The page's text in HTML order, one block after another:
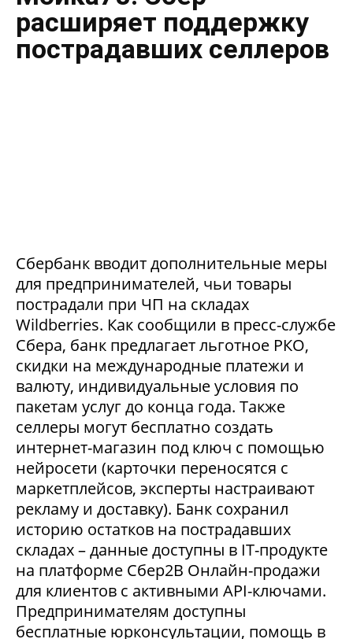
расширяет поддержку
пострадавших селлеров
Сбербанк вводит дополнительные меры
для предпринимателей, чьи товары
пострадали при ЧП на складах
Wildberries. Как сообщили в пресс-службе
Сбера, банк предлагает льготное РКО,
скидки на международные платежи и
валюту, индивидуальные условия по
пакетам услуг до конца года. Также
селлеры могут бесплатно создать
интернет-магазин под ключ с помощью
нейросети (карточки переносятся с
маркетплейсов, эксперты настраивают
рекламу и доставку). Банк сохранил
историю остатков на пострадавших
складах – данные доступны в IT-продукте
на платформе Сбер2В Онлайн-продажи
для клиентов с активными API-ключами.
Предпринимателям доступны
бесплатные юрконсультации, помощь в